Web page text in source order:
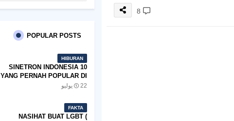
8
POPULAR POSTS
HIBURAN
10 SINETRON INDONESIA
YANG PERNAH POPULAR DI
MALAYSIA
22 يوليو
FAKTA
NASIHAT BUAT LGBT (